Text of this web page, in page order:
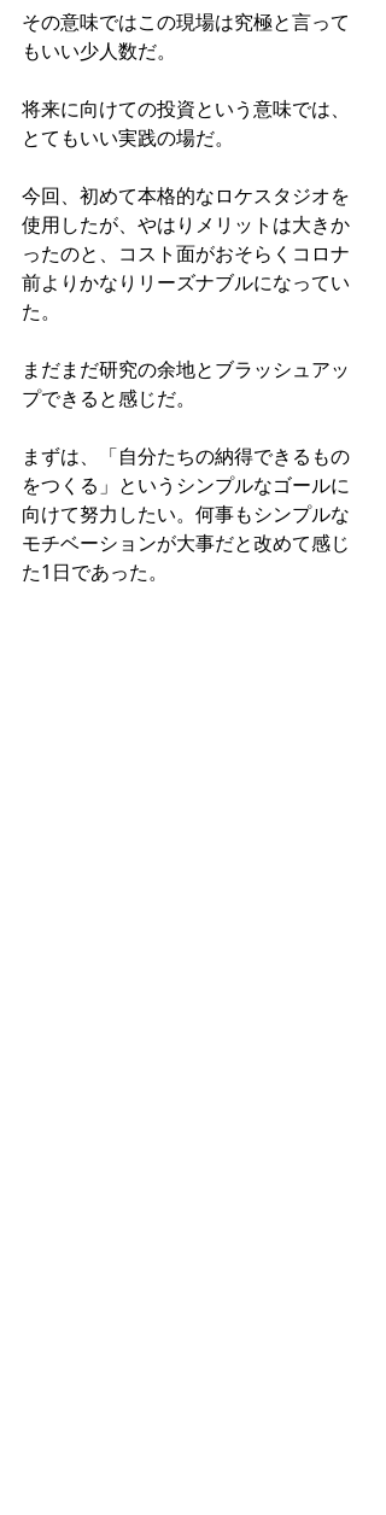
その意味ではこの現場は究極と言って
もいい少人数だ。
将来に向けての投資という意味では、
とてもいい実践の場だ。
今回、初めて本格的なロケスタジオを
使用したが、やはりメリットは大きか
ったのと、コスト面がおそらくコロナ
前よりかなりリーズナブルになってい
た。
まだまだ研究の余地とブラッシュアッ
プできると感じだ。
まずは、「自分たちの納得できるもの
をつくる」というシンプルなゴールに
向けて努力したい。何事もシンプルな
モチベーションが大事だと改めて感じ
た1日であった。